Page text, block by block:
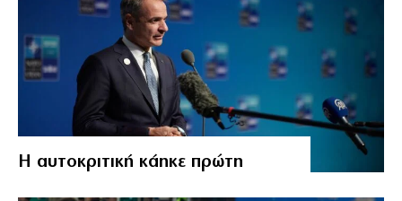
Η αυτοκριτική κάηκε πρώτη